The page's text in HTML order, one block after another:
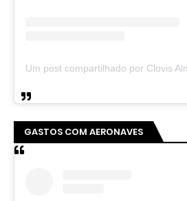
GASTOS COM AERONAVES